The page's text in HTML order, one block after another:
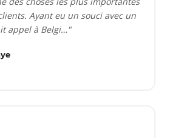
Ayant eu un souci avec un
appel à Belgi…"